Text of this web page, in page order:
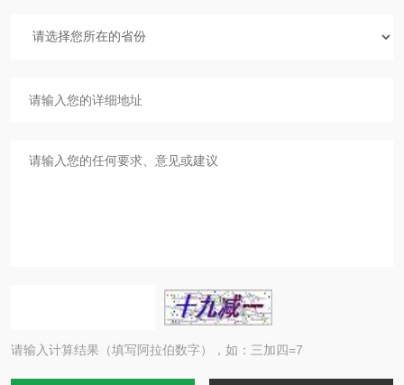
请输入计算结果（填写阿拉伯数字），如：三加四=7